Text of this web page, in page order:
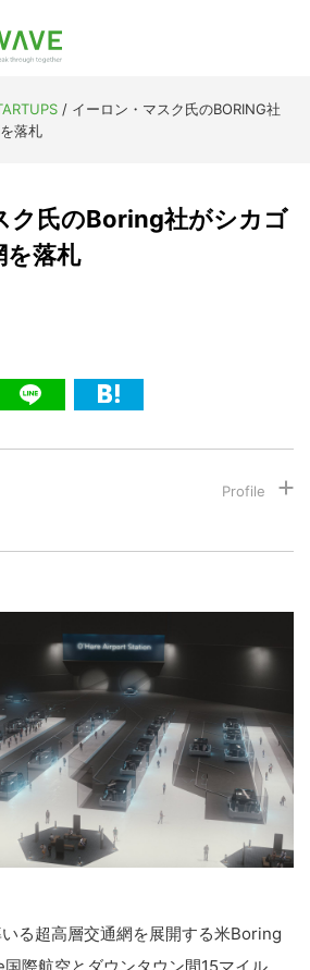
/ イーロン・マスク氏のBORING社
落札
ク氏のBoring社がシカゴ
を落札
頭から記者としてまた起業家としてITスタ
界のハードウェアからソフトウェアの事業
通信キャリアのニュースポータルの創業デ
数億PV事業に。世界最大IT系メディア（ス
元日本編集長、World Innovation Lab(WiL)
現在、スタートアップ支援側の取り組みに
る超高層交通網を展開する米Boring
目キーワード
テレワーク